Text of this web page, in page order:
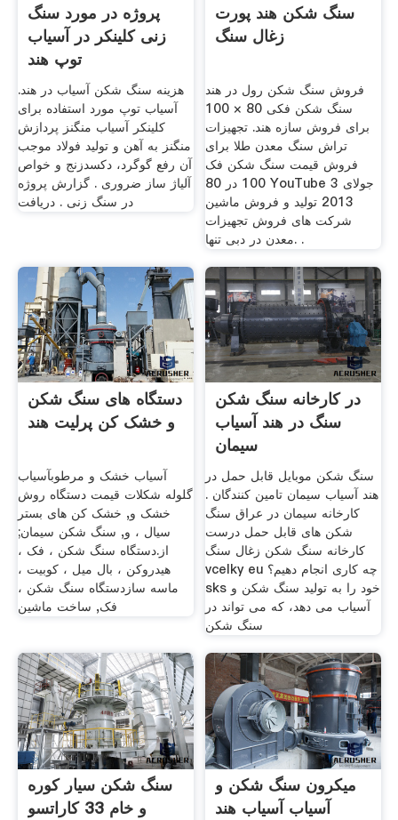
پروژه در مورد سنگ
زنی کلینکر در آسیاب
توپ هند
هزینه سنگ شکن آسیاب در هند.
آسیاب توپ مورد استفاده برای
کلینکر آسیاب منگنز پردازش
منگنز به آهن و تولید فولاد موجب
آن رفع گوگرد، دكسدزنج و خواص
آلیاژ ساز ضروری . گزارش پروژه
در سنگ زنی . دریافت
سنگ شکن هند پورت
زغال سنگ
فروش سنگ شکن رول در هند
سنگ شکن فکی 80 × 100
برای فروش سازه هند. تجهیزات
تراش سنگ معدن طلا برای
فروش قیمت سنگ شکن فک
100 در 80 YouTube 3 جولای
2013 تولید و فروش ماشین
شرکت های فروش تجهیزات
معدن در دبی تنها. .
دستگاه های سنگ شکن
و خشک کن پرلیت هند
آسیاب خشک و مرطوبآسیاب
گلوله شکلات قیمت دستگاه روش
خشک و, خشک کن های بستر
سیال ، و, سنگ شکن سیمان;
از.دستگاه سنگ شکن ، فک ،
هیدروکن ، بال میل ، کوبیت ،
ماسه سازدستگاه سنگ شکن ،
فک, ساخت ماشین
در کارخانه سنگ شکن
سنگ در هند آسیاب
سیمان
سنگ شکن موبایل قابل حمل در
هند آسیاب سیمان تامین کنندگان .
کارخانه سیمان در عراق سنگ
شکن های قابل حمل درست
کارخانه سنگ شکن زغال سنگ
vcelky eu چه کاری انجام دهیم؟
sks خود را به تولید سنگ شکن و
آسیاب می دهد، که می تواند در
سنگ شکن
سنگ شکن سیار کوره
و خام 33 کاراتسو
میکرون سنگ شکن و
آسیاب آسیاب هند